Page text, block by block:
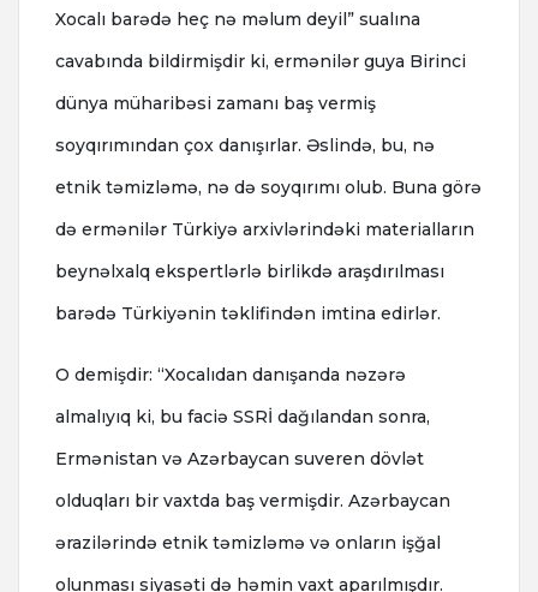
Xocalı barədə heç nə məlum deyil” sualına
cavabında bildirmişdir ki, ermənilər guya Birinci
dünya müharibəsi zamanı baş vermiş
soyqırımından çox danışırlar. Əslində, bu, nə
etnik təmizləmə, nə də soyqırımı olub. Buna görə
də ermənilər Türkiyə arxivlərindəki materialların
beynəlxalq ekspertlərlə birlikdə araşdırılması
barədə Türkiyənin təklifindən imtina edirlər.
O demişdir: “Xocalıdan danışanda nəzərə
almalıyıq ki, bu faciə SSRİ dağılandan sonra,
Ermənistan və Azərbaycan suveren dövlət
olduqları bir vaxtda baş vermişdir. Azərbaycan
ərazilərində etnik təmizləmə və onların işğal
olunması siyasəti də həmin vaxt aparılmışdır.